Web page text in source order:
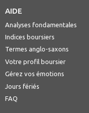
AIDE
Analyses fondamentales
Indices boursiers
Termes anglo-saxons
Votre profil boursier
Gérez vos émotions
Jours fériés
FAQ